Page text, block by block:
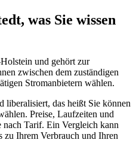
was Sie wissen
und gehört zur
zwischen dem zuständigen
Stromanbietern wählen.
liberalisiert, das heißt Sie können
Preise, Laufzeiten und
Tarif. Ein Vergleich kann
zu Ihrem Verbrauch und Ihren